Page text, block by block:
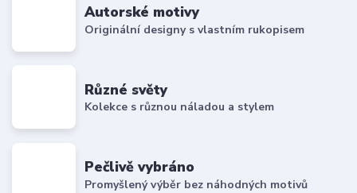
Autorské motivy
Originální designy s vlastním rukopisem
Různé světy
Kolekce s různou náladou a stylem
Pečlivě vybráno
Promyšlený výběr bez náhodných motivů